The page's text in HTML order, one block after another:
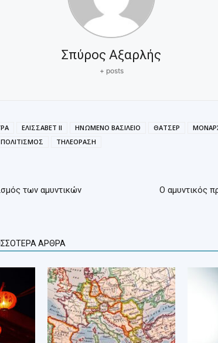
Σπύρος Αξαρλής
+ posts
ΕΛΙΣΣΑΒΕΤ ΙΙ ΗΝΩΜΕΝΟ ΒΑΣΙΛΕΙΟ ΘΑΤΣΕΡ
ΠΟΛΙΤΙΣΜΟΣ ΤΗΛΕΟΡΑΣΗ
των αμυντικών
Ο αμυντικός
ΑΡΘΡΑ